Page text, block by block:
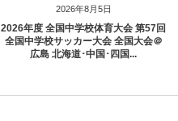
2026年8月5日
2026年度 全国中学校体育大会 第57回
全国中学校サッカー大会 全国大会＠
広島 北海道･中国･四国...